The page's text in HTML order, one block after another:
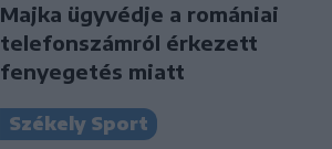
Majka ügyvédje a romániai
telefonszámról érkezett
fenyegetés miatt
Székely Sport